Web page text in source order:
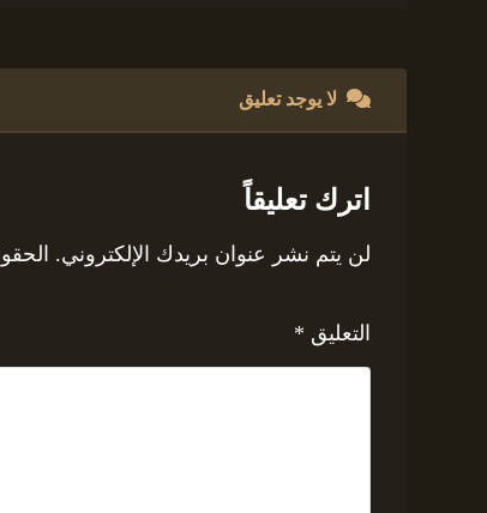
لا يوجد تعليق
اترك تعليقاً
لن يتم نشر عنوان بريدك الإلكتروني.
التعليق *